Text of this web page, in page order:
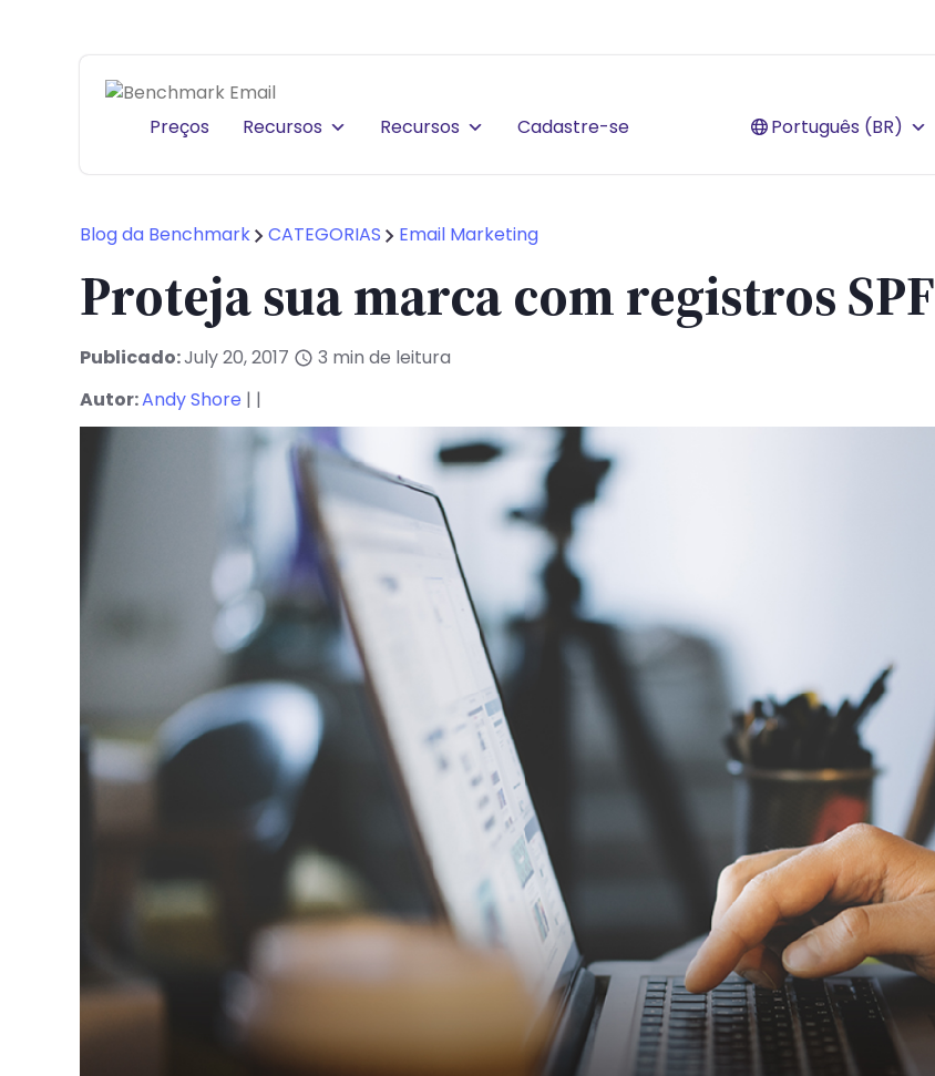
Preços Recursos Recursos Português (BR)
Cadastre-se
Blog da Benchmark CATEGORIAS Email Marketing
Proteja sua marca com registros SPF
Publicado:July 20, 2017 3 min de leitura
Autor:Andy Shore | |